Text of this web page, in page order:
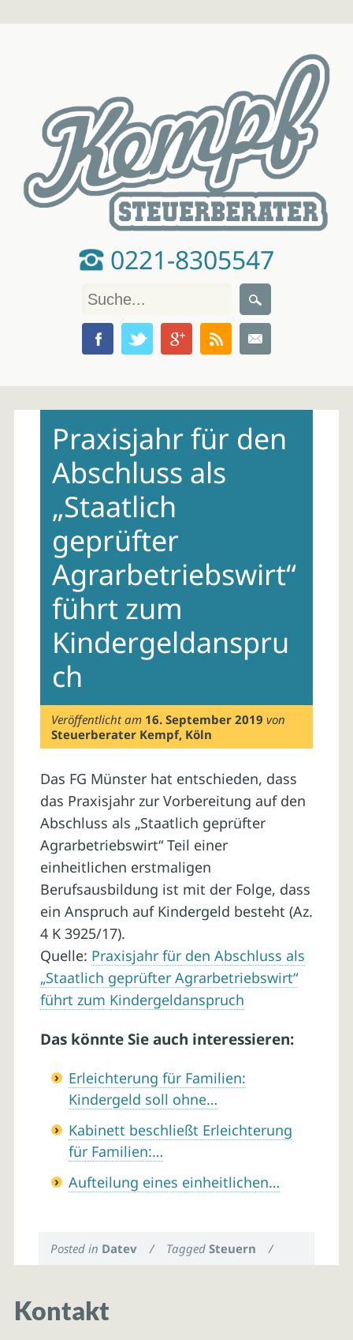
0221-8305547
contentPraxisjahr für den
Abschluss als
„Staatlich
geprüfter
Agrarbetriebswirt“
führt zum
Kindergeldanspru
ch
Veröffentlicht am 16. September 2019 von
Steuerberater Kempf, Köln
Das FG Münster hat entschieden, dass
das Praxisjahr zur Vorbereitung auf den
Abschluss als „Staatlich geprüfter
Agrarbetriebswirt“ Teil einer
einheitlichen erstmaligen
Berufsausbildung ist mit der Folge, dass
ein Anspruch auf Kindergeld besteht (Az.
4 K 3925/17).
Quelle: Praxisjahr für den Abschluss als
„Staatlich geprüfter Agrarbetriebswirt“
führt zum Kindergeldanspruch
Das könnte Sie auch interessieren:
Erleichterung für Familien:
Kindergeld soll ohne…
Kabinett beschließt Erleichterung
für Familien:…
Aufteilung eines einheitlichen…
Posted in Datev / TaggedSteuern /
Kontakt